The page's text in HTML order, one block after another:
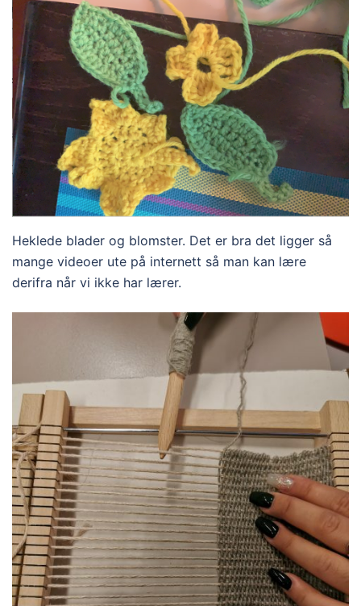
Heklede blader og blomster. Det er bra det ligger så
mange videoer ute på internett så man kan lære
derifra når vi ikke har lærer.